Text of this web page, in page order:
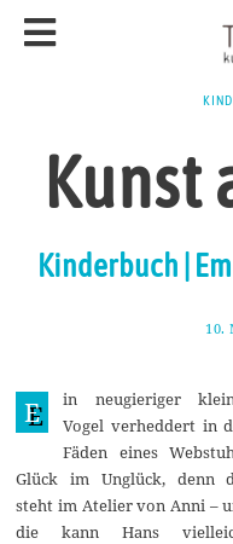
Kunst
Kinderbuch |
10.
E
in neugieriger
Vogel verheddert in
Fäden eines
Glück im Unglück, denn
steht im Atelier von Anni –
die kann Hans